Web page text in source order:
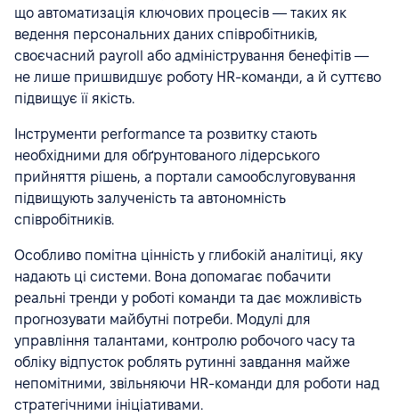
що автоматизація ключових процесів — таких як
ведення персональних даних співробітників,
своєчасний payroll або адміністрування бенефітів —
не лише пришвидшує роботу HR-команди, а й суттєво
підвищує її якість.
Інструменти performance та розвитку стають
необхідними для обґрунтованого лідерського
прийняття рішень, а портали самообслуговування
підвищують залученість та автономність
співробітників.
Особливо помітна цінність у глибокій аналітиці, яку
надають ці системи. Вона допомагає побачити
реальні тренди у роботі команди та дає можливість
прогнозувати майбутні потреби. Модулі для
управління талантами, контролю робочого часу та
обліку відпусток роблять рутинні завдання майже
непомітними, звільняючи HR-команди для роботи над
стратегічними ініціативами.